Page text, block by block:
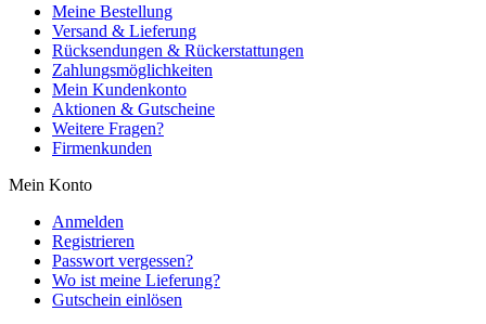
Meine Bestellung
Versand & Lieferung
Rücksendungen & Rückerstattungen
Zahlungsmöglichkeiten
Mein Kundenkonto
Aktionen & Gutscheine
Weitere Fragen?
Firmenkunden
Mein Konto
Anmelden
Registrieren
Passwort vergessen?
Wo ist meine Lieferung?
Gutschein einlösen